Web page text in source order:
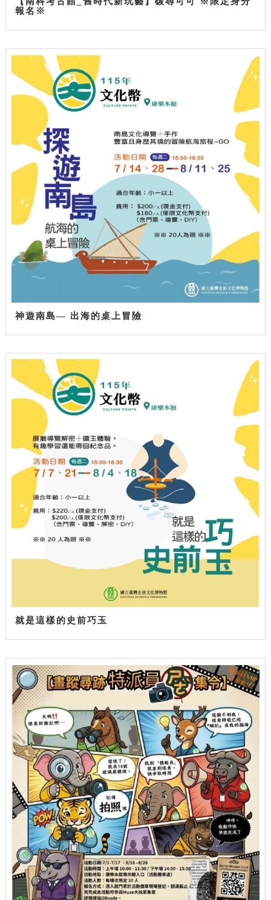
報名※
神遊南島— 出海的桌上冒險
就是這樣的史前巧玉